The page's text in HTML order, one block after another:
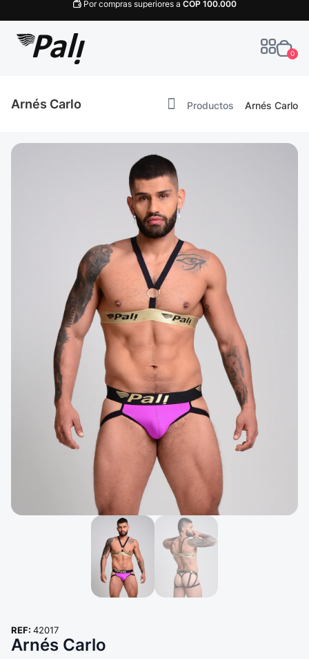
Por compras superiores a COP100.000
0
Arnés Carlo Productos Arnés Carlo
REF: 42017
Arnés Carlo